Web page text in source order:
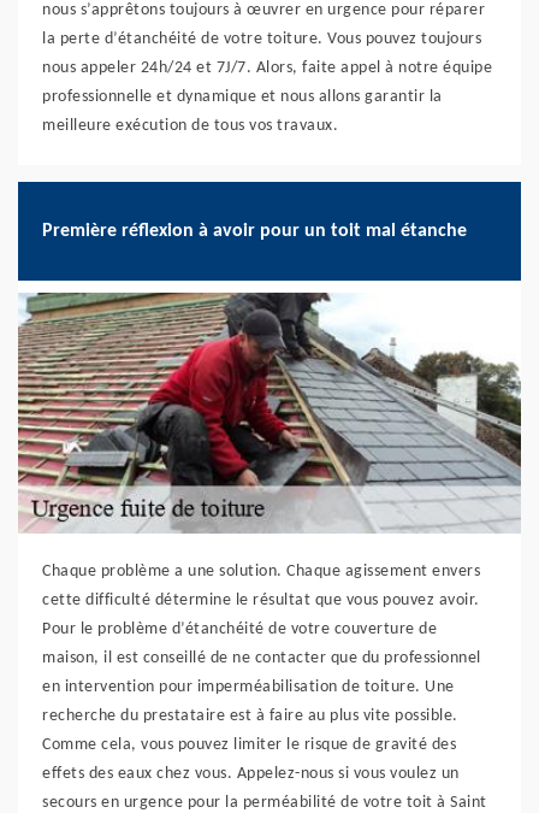
nous s’apprêtons toujours à œuvrer en urgence pour réparer
la perte d’étanchéité de votre toiture. Vous pouvez toujours
nous appeler 24h/24 et 7J/7. Alors, faite appel à notre équipe
professionnelle et dynamique et nous allons garantir la
meilleure exécution de tous vos travaux.
Première réflexion à avoir pour un toit mal étanche
Chaque problème a une solution. Chaque agissement envers
cette difficulté détermine le résultat que vous pouvez avoir.
Pour le problème d’étanchéité de votre couverture de
maison, il est conseillé de ne contacter que du professionnel
en intervention pour imperméabilisation de toiture. Une
recherche du prestataire est à faire au plus vite possible.
Comme cela, vous pouvez limiter le risque de gravité des
effets des eaux chez vous. Appelez-nous si vous voulez un
secours en urgence pour la perméabilité de votre toit à Saint